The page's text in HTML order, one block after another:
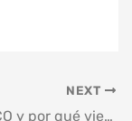
NEXT
¿Qué es el INC o ICO y por qué viene reflejado en mi factura?